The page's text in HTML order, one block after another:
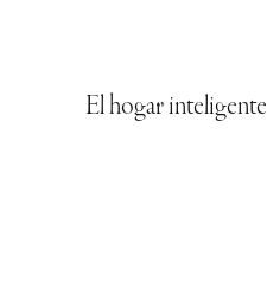
El hogar inteligente